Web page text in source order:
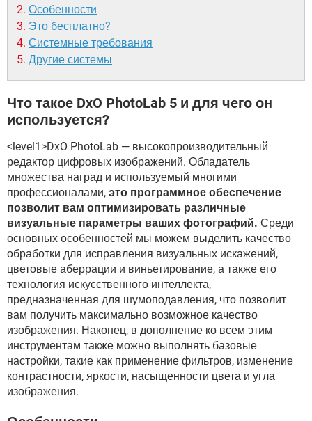
Особенности
Это бесплатно?
Системные требования
Другие системы
Что такое DxO PhotoLab 5 и для чего он
используется?
<level1>DxO PhotoLab — высокопроизводительный
редактор цифровых изображений. Обладатель
множества наград и используемый многими
профессионалами, это программное обеспечение
позволит вам оптимизировать различные
визуальные параметры ваших фотографий. Среди
основных особенностей мы можем выделить качество
обработки для исправления визуальных искажений,
цветовые аберрации и виньетирование, а также его
технология искусственного интеллекта,
предназначенная для шумоподавления, что позволит
вам получить максимально возможное качество
изображения. Наконец, в дополнение ко всем этим
инструментам также можно выполнять базовые
настройки, такие как применение фильтров, изменение
контрастности, яркости, насыщенности цвета и угла
изображения.